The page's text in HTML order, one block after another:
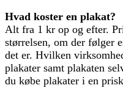
Hvad koster en plakat?
Alt fra 1 kr op og efter.
størrelsen, om der følger
det er. Hvilken
plakater samt plakaten
du købe plakater i en